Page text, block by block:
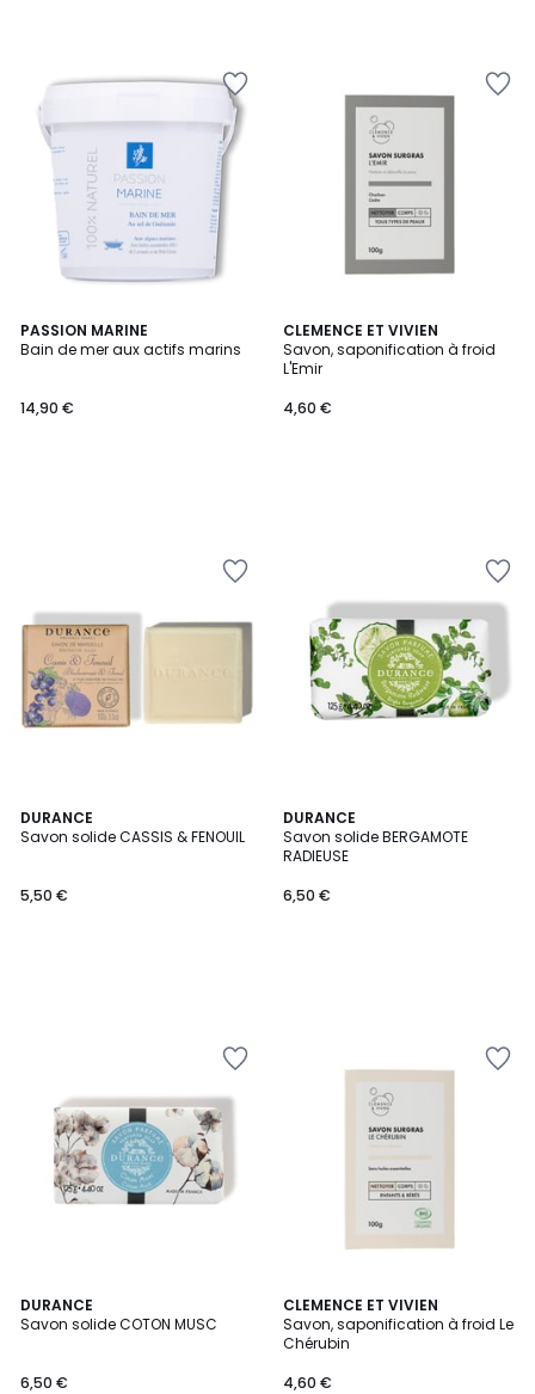
PASSION MARINE
Bain de mer aux actifs marins
14,90 €
CLEMENCE ET VIVIEN
Savon, saponification à froid
L'Emir
4,60 €
DURANCE
Savon solide CASSIS & FENOUIL
5,50 €
DURANCE
Savon solide BERGAMOTE
RADIEUSE
6,50 €
DURANCE
Savon solide COTON MUSC
6,50 €
CLEMENCE ET VIVIEN
Savon, saponification à froid Le
Chérubin
4,60 €